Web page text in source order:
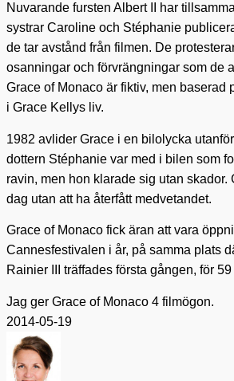
Nuvarande fursten Albert II har
systrar Caroline och Stéphanie
de tar avstånd från filmen. De
osanningar och förvrängningar som de
Grace of Monaco är fiktiv, men baserad
i Grace Kellys liv.
1982 avlider Grace i en bilolycka
dottern Stéphanie var med i bilen som
ravin, men hon klarade sig utan skador.
dag utan att ha återfått medvetandet.
Grace of Monaco fick äran att vara
Cannesfestivalen i år, på samma plats
Rainier III träffades första gången, för
Jag ger Grace of Monaco 4 filmögon.
2014-05-19